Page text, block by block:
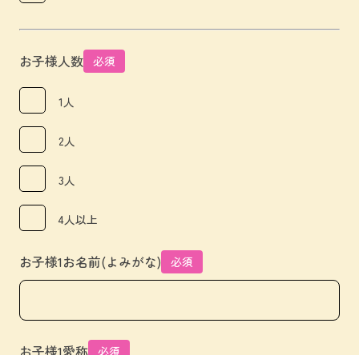
お子様人数 必須
1人
2人
3人
4人以上
お子様1お名前(よみがな) 必須
お子様1愛称 必須